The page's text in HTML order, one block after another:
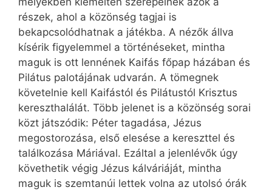
részek, ahol a közönség tagjai is
bekapcsolódhatnak a játékba. A nézők állva
kísérik figyelemmel a történéseket, mintha
maguk is ott lennének Kaifás főpap házában és
Pilátus palotájának udvarán. A tömegnek
követelnie kell Kaifástól és Pilátustól Krisztus
kereszthalálát. Több jelenet is a közönség sorai
közt játszódik: Péter tagadása, Jézus
megostorozása, első elesése a kereszttel és
találkozása Máriával. Ezáltal a jelenlévők úgy
követhetik végig Jézus kálváriáját, mintha
maguk is szemtanúi lettek volna az utolsó órák